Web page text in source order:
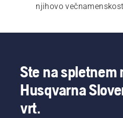
njihovo
za sedežne parkovne
najboljšo
Ste na spletnem
Husqvarna
vrt.